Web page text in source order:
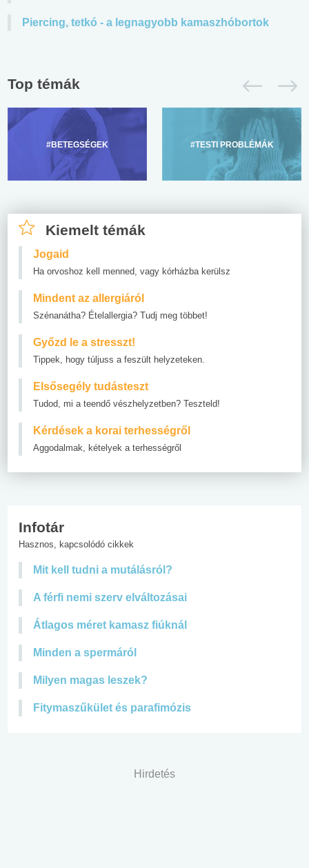
Piercing, tetkó - a legnagyobb kamaszhóbortok
Top témák
#BETEGSÉGEK #TESTI PROBLÉMÁK
Kiemelt témák
Jogaid
Ha orvoshoz kell menned, vagy kórházba kerülsz
Mindent az allergiáról
Szénanátha? Ételallergia? Tudj meg többet!
Győzd le a stresszt!
Tippek, hogy túljuss a feszült helyzeteken.
Elsősegély tudásteszt
Tudod, mi a teendő vészhelyzetben? Teszteld!
Kérdések a korai terhességről
Aggodalmak, kételyek a terhességről
Infotár
Hasznos, kapcsolódó cikkek
Mit kell tudni a mutálásról?
A férfi nemi szerv elváltozásai
Átlagos méret kamasz fiúknál
Minden a spermáról
Milyen magas leszek?
Fitymaszűkület és parafimózis
Hirdetés